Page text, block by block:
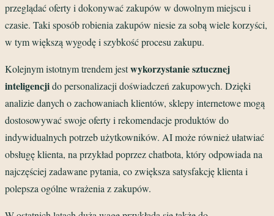
przeglądać oferty i dokonywać zakupów w dowolnym miejscu i
czasie. Taki sposób robienia zakupów niesie za sobą wiele korzyści,
w tym większą wygodę i szybkość procesu zakupu.
Kolejnym istotnym trendem jestwykorzystanie sztucznej
inteligencjido personalizacji doświadczeń zakupowych. Dzięki
analizie danych o zachowaniach klientów, sklepy internetowe mogą
dostosowywać swoje oferty i rekomendacje produktów do
indywidualnych potrzeb użytkowników. AI może również ułatwiać
obsługę klienta, na przykład poprzez chatbota, który odpowiada na
najczęściej zadawane pytania, co zwiększa satysfakcję klienta i
polepsza ogólne wrażenia z zakupów.